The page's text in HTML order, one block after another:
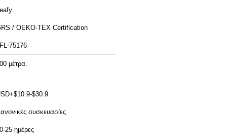
/ OEKO-TEX Certification
75176
μέτρα.
$30.9
συσκευασίες
25 ημέρες